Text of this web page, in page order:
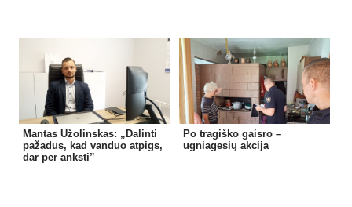
Mantas Užolinskas: „Dalinti
pažadus, kad vanduo atpigs,
dar per anksti”
Po tragiško gaisro –
ugniagesių akcija